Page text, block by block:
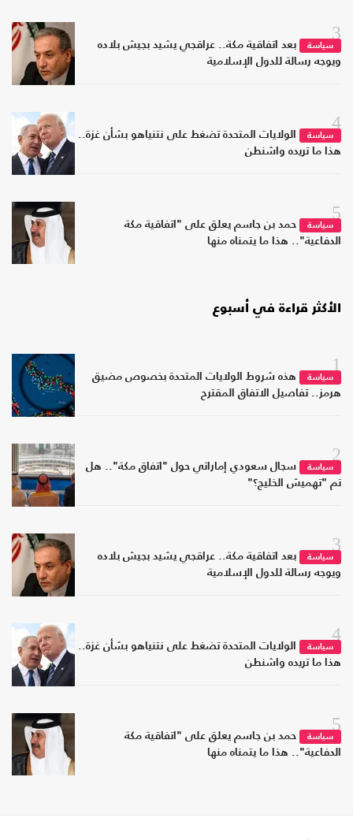
3
سياسة
بعد اتفاقية مكة.. عراقجي يشيد بجيش بلاده
ويوجه رسالة للدول الإسلامية
4
سياسة
الولايات المتحدة تضغط على نتنياهو بشأن غزة..
هذا ما تريده واشنطن
5
سياسة
حمد بن جاسم يعلق على "اتفاقية مكة
الدفاعية".. هذا ما يتمناه منها
الأكثر قراءة في أسبوع
1
سياسة
هذه شروط الولايات المتحدة بخصوص مضيق
هرمز.. تفاصيل الاتفاق المقترح
2
سياسة
سجال سعودي إماراتي حول "اتفاق مكة".. هل
تم "تهميش الخليج؟"
3
سياسة
بعد اتفاقية مكة.. عراقجي يشيد بجيش بلاده
ويوجه رسالة للدول الإسلامية
4
سياسة
الولايات المتحدة تضغط على نتنياهو بشأن غزة..
هذا ما تريده واشنطن
5
سياسة
حمد بن جاسم يعلق على "اتفاقية مكة
الدفاعية".. هذا ما يتمناه منها